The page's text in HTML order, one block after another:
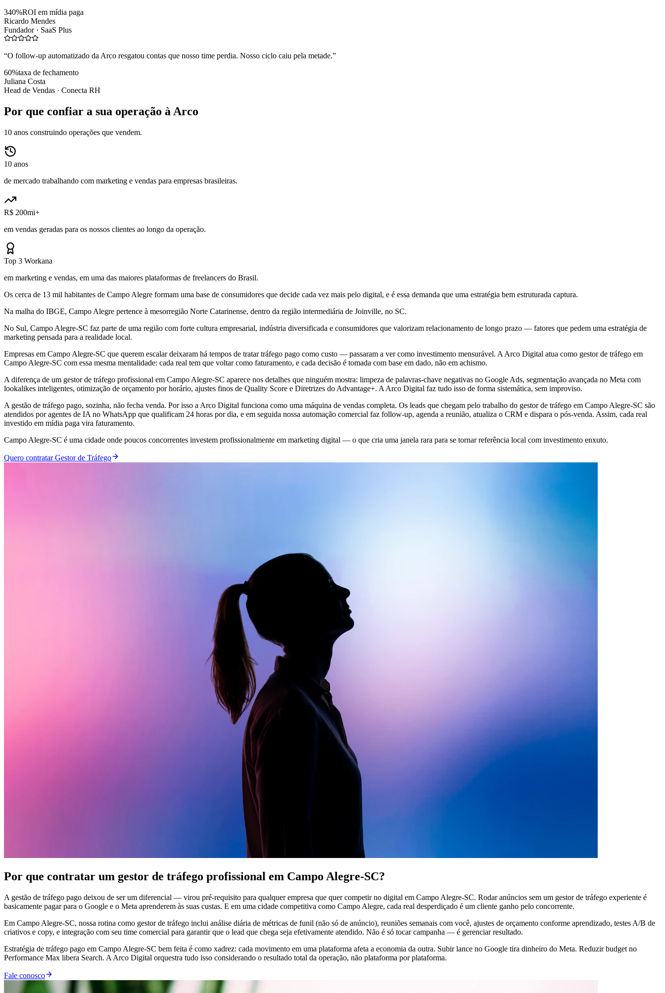
340%ROI em mídia paga
Ricardo Mendes
Fundador · SaaS Plus
“O follow-up automatizado da Arco resgatou contas que nosso time perdia. Nosso ciclo caiu pela metade.”
60%taxa de fechamento
Juliana Costa
Head de Vendas · Conecta RH
Por que confiar a sua operação à Arco
10 anos construindo operações que vendem.
10 anos
de mercado trabalhando com marketing e vendas para empresas brasileiras.
R$ 200mi+
em vendas geradas para os nossos clientes ao longo da operação.
Top 3 Workana
em marketing e vendas, em uma das maiores plataformas de freelancers do Brasil.
Os cerca de 13 mil habitantes de Campo Alegre formam uma base de consumidores que decide cada vez mais pelo digital, e é essa demanda que uma estratégia bem estruturada captura.
Na malha do IBGE, Campo Alegre pertence à mesorregião Norte Catarinense, dentro da região intermediária de Joinville, no SC.
No Sul, Campo Alegre-SC faz parte de uma região com forte cultura empresarial, indústria diversificada e consumidores que valorizam relacionamento de longo prazo — fatores que pedem uma estratégia de
marketing pensada para a realidade local.
Empresas em Campo Alegre-SC que querem escalar deixaram há tempos de tratar tráfego pago como custo — passaram a ver como investimento mensurável. A Arco Digital atua como gestor de tráfego em
Campo Alegre-SC com essa mesma mentalidade: cada real tem que voltar como faturamento, e cada decisão é tomada com base em dado, não em achismo.
A diferença de um gestor de tráfego profissional em Campo Alegre-SC aparece nos detalhes que ninguém mostra: limpeza de palavras-chave negativas no Google Ads, segmentação avançada no Meta com
lookalikes inteligentes, otimização de orçamento por horário, ajustes finos de Quality Score e Diretrizes do Advantage+. A Arco Digital faz tudo isso de forma sistemática, sem improviso.
A gestão de tráfego pago, sozinha, não fecha venda. Por isso a Arco Digital funciona como uma máquina de vendas completa. Os leads que chegam pelo trabalho do gestor de tráfego em Campo Alegre-SC são
atendidos por agentes de IA no WhatsApp que qualificam 24 horas por dia, e em seguida nossa automação comercial faz follow-up, agenda a reunião, atualiza o CRM e dispara o pós-venda. Assim, cada real
investido em mídia paga vira faturamento.
Campo Alegre-SC é uma cidade onde poucos concorrentes investem profissionalmente em marketing digital — o que cria uma janela rara para se tornar referência local com investimento enxuto.
Quero contratar Gestor de Tráfego
Por que contratar um gestor de tráfego profissional em Campo Alegre-SC?
A gestão de tráfego pago deixou de ser um diferencial — virou pré-requisito para qualquer empresa que quer competir no digital em Campo Alegre-SC. Rodar anúncios sem um gestor de tráfego experiente é
basicamente pagar para o Google e o Meta aprenderem às suas custas. E em uma cidade competitiva como Campo Alegre, cada real desperdiçado é um cliente ganho pelo concorrente.
Em Campo Alegre-SC, nossa rotina como gestor de tráfego inclui análise diária de métricas de funil (não só de anúncio), reuniões semanais com você, ajustes de orçamento conforme aprendizado, testes A/B de
criativos e copy, e integração com seu time comercial para garantir que o lead que chega seja efetivamente atendido. Não é só tocar campanha — é gerenciar resultado.
Estratégia de tráfego pago em Campo Alegre-SC bem feita é como xadrez: cada movimento em uma plataforma afeta a economia da outra. Subir lance no Google tira dinheiro do Meta. Reduzir budget no
Performance Max libera Search. A Arco Digital orquestra tudo isso considerando o resultado total da operação, não plataforma por plataforma.
Fale conosco